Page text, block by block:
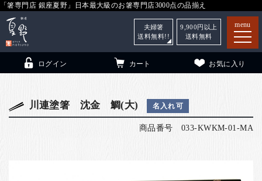
「箸専門店 銀座夏野」日本最大級のお箸専門店3000点の品揃え
menu
ログイン カート お気に入り
夫婦箸
送料無料!!
9,900 円以上
送料無料
川連塗箸 沈金 鯛(大) 名入れ可
商品番号 033-KWKM-01-MA